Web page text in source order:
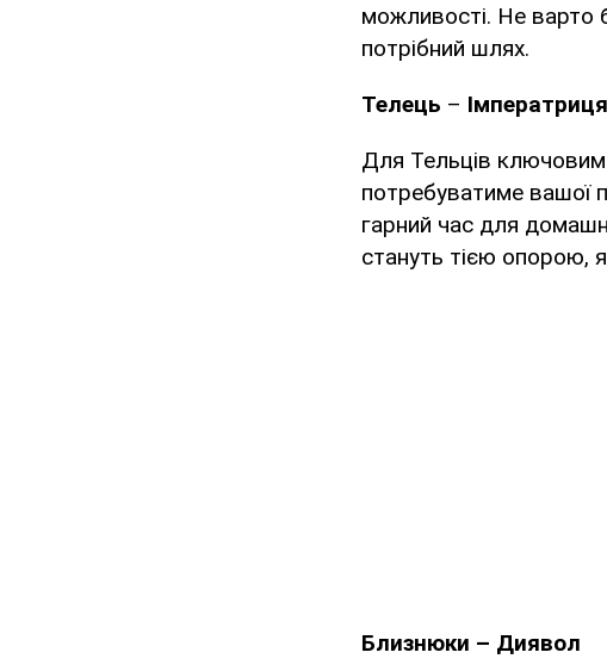
можливості. Не варто
потрібний шлях.
Телець – Імператриця
Для Тельців
потребуватиме вашої
гарний час для
стануть тією опорою,
Близнюки – Диявол